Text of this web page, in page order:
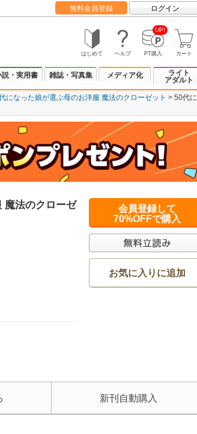
無料会員登録 ログイン
はじめて ヘルプ
UP!
PT購入 カート
説・実用書 雑誌・写真集 メディア化
ライト
アダルト
になった娘が選ぶ母のお洋服 魔法のクローゼット
50代に
魔法のクローゼ
会員登録して
70%OFFで購入
お気に入りに追加
新刊自動購入